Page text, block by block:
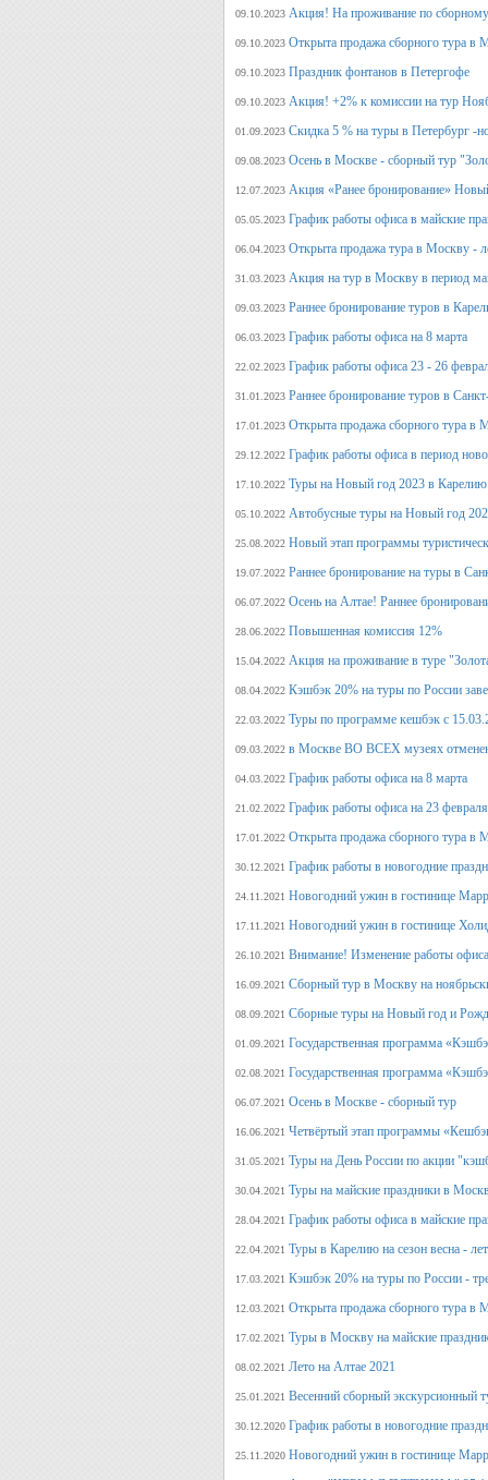
09.10.2023 Акция! На проживание по
09.10.2023 Открыта продажа сборного тура в
09.10.2023 Праздник фонтанов в Петергофе
09.10.2023 Акция! +2% к комиссии на тур
01.09.2023 Скидка 5 % на туры в Петербург -
09.08.2023 Осень в Москве - сборный тур
12.07.2023 Акция «Ранее бронирование»
05.05.2023 График работы офиса в майские
06.04.2023 Открыта продажа тура в Москву -
31.03.2023 Акция на тур в Москву в период
09.03.2023 Раннее бронирование туров в
06.03.2023 График работы офиса на 8 марта
22.02.2023 График работы офиса 23 - 26
31.01.2023 Раннее бронирование туров в
17.01.2023 Открыта продажа сборного тура в
29.12.2022 График работы офиса в период
17.10.2022 Туры на Новый год 2023 в Карелию
05.10.2022 Автобусные туры на Новый год
25.08.2022 Новый этап программы
19.07.2022 Раннее бронирование на туры в
06.07.2022 Осень на Алтае! Раннее
28.06.2022 Повышенная комиссия 12%
15.04.2022 Акция на проживание в туре
08.04.2022 Кэшбэк 20% на туры по России
22.03.2022 Туры по программе кешбэк с
09.03.2022 в Москве ВО ВСЕХ музеях
04.03.2022 График работы офиса на 8 марта
21.02.2022 График работы офиса на 23 февраля
17.01.2022 Открыта продажа сборного тура в
30.12.2021 График работы в новогодние
24.11.2021 Новогодний ужин в гостинице
17.11.2021 Новогодний ужин в гостинице
26.10.2021 Внимание! Изменение работы
16.09.2021 Сборный тур в Москву на
08.09.2021 Сборные туры на Новый год и
01.09.2021 Государственная программа
02.08.2021 Государственная программа
06.07.2021 Осень в Москве - сборный тур
16.06.2021 Четвёртый этап программы
31.05.2021 Туры на День России по акции
30.04.2021 Туры на майские праздники в
28.04.2021 График работы офиса в майские
22.04.2021 Туры в Карелию на сезон весна -
17.03.2021 Кэшбэк 20% на туры по России -
12.03.2021 Открыта продажа сборного тура в
17.02.2021 Туры в Москву на майские
08.02.2021 Лето на Алтае 2021
25.01.2021 Весенний сборный экскурсионный
30.12.2020 График работы в новогодние
25.11.2020 Новогодний ужин в гостинице